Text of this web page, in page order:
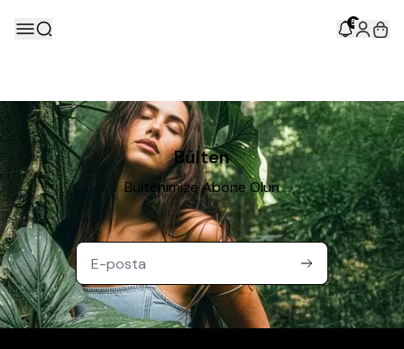
5
Bülten
Bültenimize Abone Olun